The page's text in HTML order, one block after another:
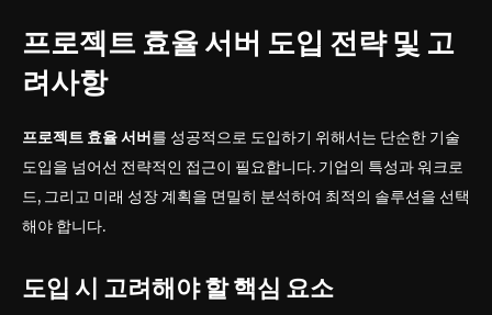
프로젝트 효율 서버 도입 전략 및 고
려사항
프로젝트 효율 서버를 성공적으로 도입하기 위해서는 단순한 기술
도입을 넘어선 전략적인 접근이 필요합니다. 기업의 특성과 워크로
드, 그리고 미래 성장 계획을 면밀히 분석하여 최적의 솔루션을 선택
해야 합니다.
도입 시 고려해야 할 핵심 요소